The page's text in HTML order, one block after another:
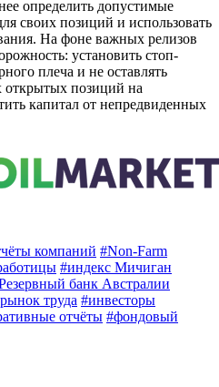
определить допустимые
своих позиций и использовать
На фоне важных релизов
установить стоп-
плеча и не оставлять
открытых позиций на
капитал от непредвиденных
компаний #Non-Farm
#индекс Мичиган
банк Австралии
труда #инвесторы
отчёты #фондовый